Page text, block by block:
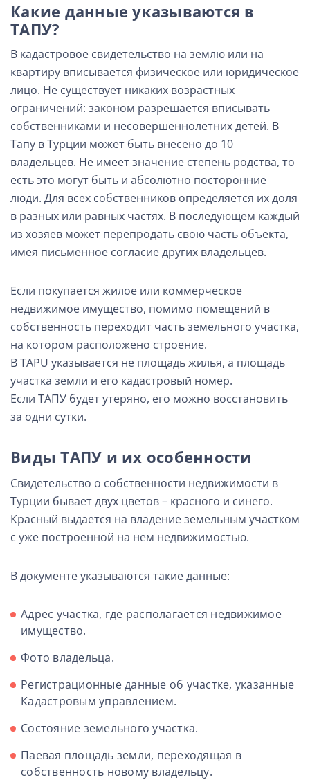
Какие данные указываются в
ТАПУ?
В кадастровое свидетельство на землю или на
квартиру вписывается физическое или юридическое
лицо. Не существует никаких возрастных
ограничений: законом разрешается вписывать
собственниками и несовершеннолетних детей. В
Тапу в Турции может быть внесено до 10
владельцев. Не имеет значение степень родства, то
есть это могут быть и абсолютно посторонние
люди. Для всех собственников определяется их доля
в разных или равных частях. В последующем каждый
из хозяев может перепродать свою часть объекта,
имея письменное согласие других владельцев.
Если покупается жилое или коммерческое
недвижимое имущество, помимо помещений в
собственность переходит часть земельного участка,
на котором расположено строение.
В TAPU указывается не площадь жилья, а площадь
участка земли и его кадастровый номер.
Если ТАПУ будет утеряно, его можно восстановить
за одни сутки.
Виды ТАПУ и их особенности
Свидетельство о собственности недвижимости в
Турции бывает двух цветов – красного и синего.
Красный выдается на владение земельным участком
с уже построенной на нем недвижимостью.
В документе указываются такие данные:
Адрес участка, где располагается недвижимое
имущество.
Фото владельца.
Регистрационные данные об участке, указанные
Кадастровым управлением.
Состояние земельного участка.
Паевая площадь земли, переходящая в
собственность новому владельцу.